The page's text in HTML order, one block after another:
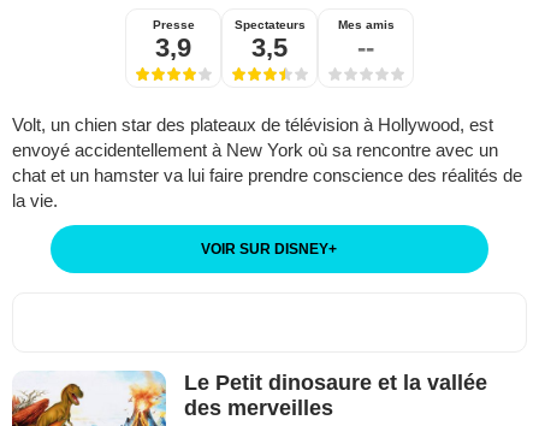
Presse
3,9
Spectateurs
3,5
Mes amis
--
Volt, un chien star des plateaux de télévision à Hollywood, est
envoyé accidentellement à New York où sa rencontre avec un
chat et un hamster va lui faire prendre conscience des réalités de
la vie.
VOIR SUR DISNEY+
Le Petit dinosaure et la vallée
des merveilles